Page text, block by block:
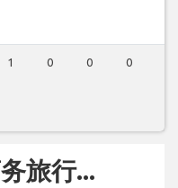
1 0 0 0
旅行...